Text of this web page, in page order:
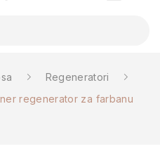
Regeneratori
regenerator za farbanu